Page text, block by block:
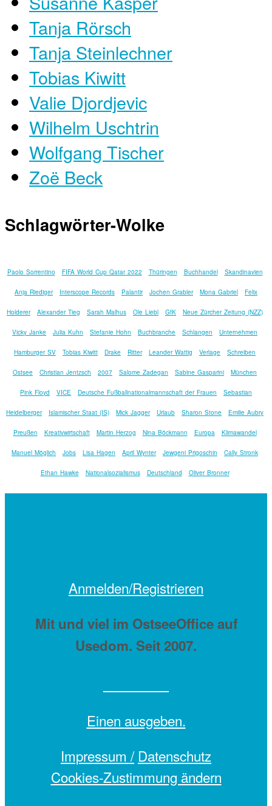
Tanja Rörsch
Tanja Steinlechner
Tobias Kiwitt
Valie Djordjevic
Wilhelm Uschtrin
Wolfgang Tischer
Zoë Beck
Schlagwörter-Wolke
Paolo Sorrentino FIFA World Cup Qatar 2022 Thüringen Buchhandel Skandinavien
Anja Riediger Interscope Records Palantir Jochen Grabler Mona Gabriel Felix
Holderer Alexander Tieg Sarah Malhus Ole Liebl GfK Neue Zürcher Zeitung (NZZ)
Vicky Janke Julia Kuhn Stefanie Hohn Buchbranche Schlangen Unternehmen
Hamburger SV Tobias Kiwitt Drake Ritter Leander Wattig Verlage Schreiben
Ostsee Christian Jentzsch 2007 Salome Zadegan Sabine Gasparini München
Pink Floyd VICE Deutsche Fußballnationalmannschaft der Frauen Sebastian
Heidelberger Islamischer Staat (IS) Mick Jagger Urlaub Sharon Stone Emilie Aubry
Preußen Kreativwirtschaft Martin Herzog Nina Böckmann Europa Klimawandel
Manuel Möglich Jobs Lisa Hagen April Wynter Jewgeni Prigoschin Cally Stronk
Ethan Hawke Nationalsozialismus Deutschland Oliver Bronner
Anmelden/Registrieren
Mit und viel im OstseeOffice auf
Usedom. Seit 2007.
Einen ausgeben.
Impressum / Datenschutz
Cookies-Zustimmung ändern